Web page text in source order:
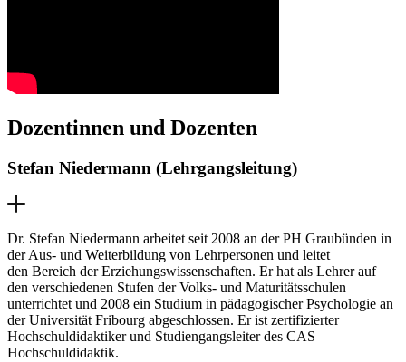
Dozentinnen und Dozenten
Stefan Niedermann (Lehrgangsleitung)
Dr. Stefan Niedermann arbeitet seit 2008 an der PH Graubünden in
der Aus- und Weiterbildung von Lehrpersonen und leitet
den Bereich der Erziehungswissenschaften. Er hat als Lehrer auf
den verschiedenen Stufen der Volks- und Maturitätsschulen
unterrichtet und 2008 ein Studium in pädagogischer Psychologie an
der Universität Fribourg abgeschlossen. Er ist zertifizierter
Hochschuldidaktiker und Studiengangsleiter des CAS
Hochschuldidaktik.